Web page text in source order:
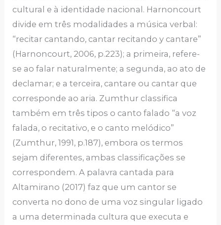
cultural e à identidade nacional. Harnoncourt
divide em três modalidades a música verbal:
“recitar cantando, cantar recitando y cantare”
(Harnoncourt, 2006, p.223); a primeira, refere-
se ao falar naturalmente; a segunda, ao ato de
declamar; e a terceira, cantare ou cantar que
corresponde ao aria. Zumthur classifica
também em três tipos o canto falado “a voz
falada, o recitativo, e o canto melódico”
(Zumthur, 1991, p.187), embora os termos
sejam diferentes, ambas classificações se
correspondem. A palavra cantada para
Altamirano (2017) faz que um cantor se
converta no dono de uma voz singular ligado
a uma determinada cultura que executa e